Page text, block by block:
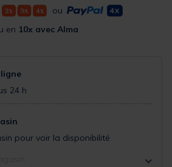
ou
ou en 10x avec Alma
24 h
pour voir la disponibilité